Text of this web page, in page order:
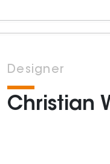
Designer
Christian